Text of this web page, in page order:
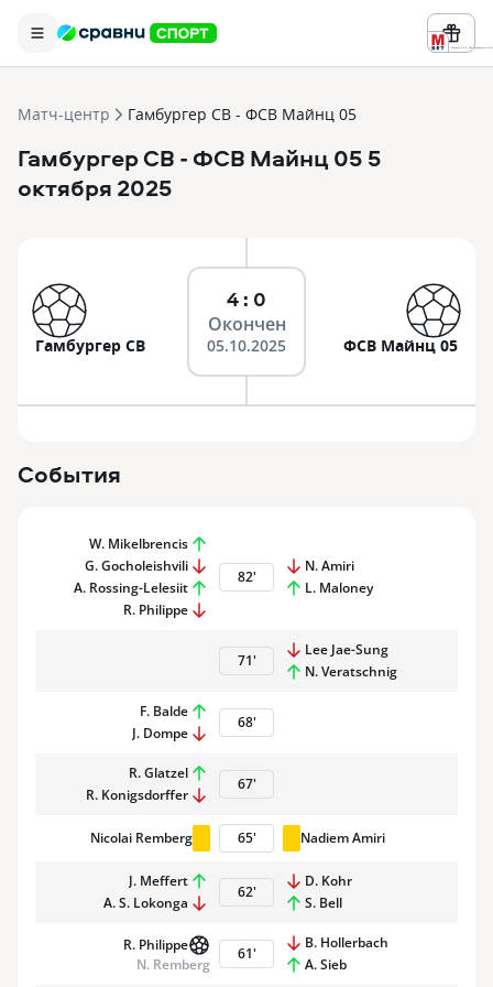
Реклама ООО «БК «Марафон» ИНН
Матч-центр Гамбургер СВ - ФСВ Майнц 05
Гамбургер СВ - ФСВ Майнц 05 5
октября 2025
Гамбургер СВ
4 : 0
Окончен
05.10.2025 ФСВ Майнц 05
События
W. Mikelbrencis
G. Gocholeishvili
A. Rossing-Lelesiit
R. Philippe
82'
N. Amiri
L. Maloney
71'
Lee Jae-Sung
N. Veratschnig
F. Balde
J. Dompe
68'
R. Glatzel
R. Konigsdorffer
67'
Nicolai Remberg 65' Nadiem Amiri
J. Meffert
A. S. Lokonga
62'
D. Kohr
S. Bell
N. Remberg
R. Philippe 61'
B. Hollerbach
A. Sieb